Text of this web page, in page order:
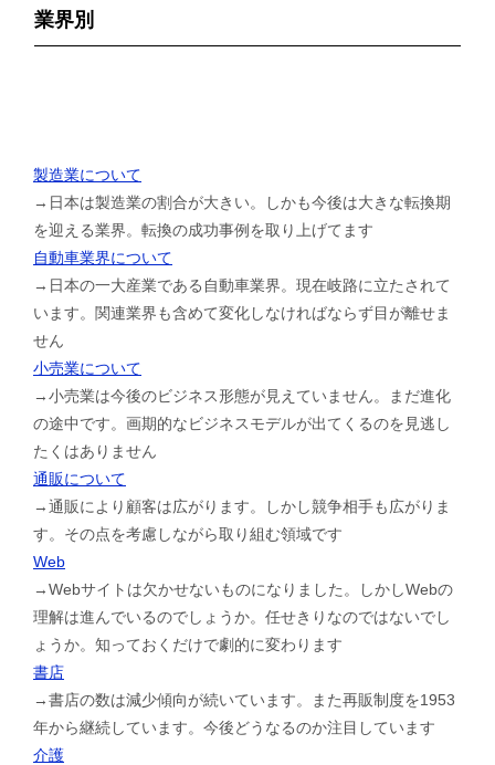
業界別
製造業について
→日本は製造業の割合が大きい。しかも今後は大きな転換期
を迎える業界。転換の成功事例を取り上げてます
自動車業界について
→日本の一大産業である自動車業界。現在岐路に立たされて
います。関連業界も含めて変化しなければならず目が離せま
せん
小売業について
→小売業は今後のビジネス形態が見えていません。まだ進化
の途中です。画期的なビジネスモデルが出てくるのを見逃し
たくはありません
通販について
→通販により顧客は広がります。しかし競争相手も広がりま
す。その点を考慮しながら取り組む領域です
Web
→Webサイトは欠かせないものになりました。しかしWebの
理解は進んでいるのでしょうか。任せきりなのではないでし
ょうか。知っておくだけで劇的に変わります
書店
→書店の数は減少傾向が続いています。また再販制度を1953
年から継続しています。今後どうなるのか注目しています
介護